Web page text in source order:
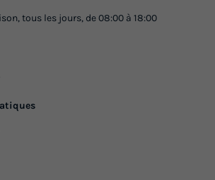
tous les jours, de 08:00 à 18:00